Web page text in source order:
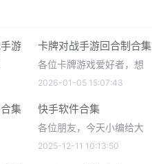
卡牌对战手游回合制合集
各位卡牌游戏爱好者，想
2026-01-05 15:07:43
快手软件合集
各位朋友，今天小编给大
2025-12-11 10:13:50